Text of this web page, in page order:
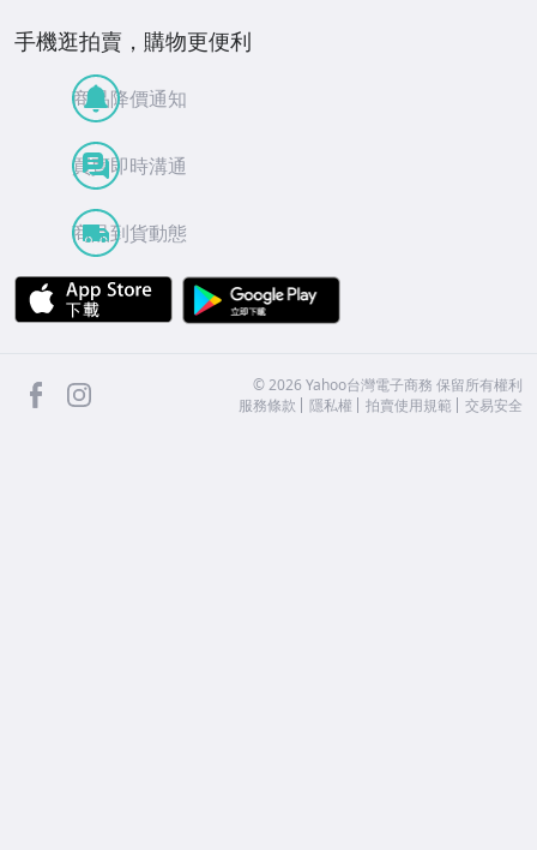
手機逛拍賣，購物更便利
商品降價通知
買賣即時溝通
商品到貨動態
APP Store
facebook ©2026 Yahoo台灣電子商務 保留所有權利
服務條款
隱私權 拍賣使用規範 交易安全